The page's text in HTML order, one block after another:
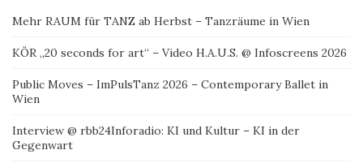
Mehr RAUM für TANZ ab Herbst – Tanzräume in Wien
KÖR „20 seconds for art“ – Video H.A.U.S. @ Infoscreens 2026
Public Moves – ImPulsTanz 2026 – Contemporary Ballet in
Wien
Interview @ rbb24Inforadio: KI und Kultur – KI in der
Gegenwart